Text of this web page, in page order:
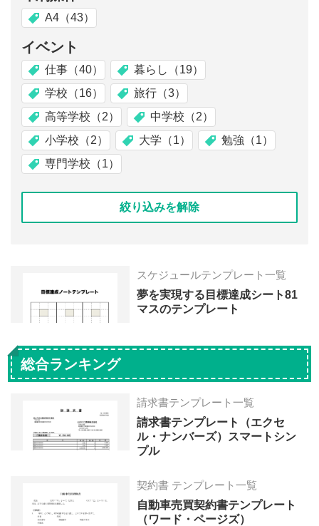
A4（43）
イベント
仕事（40）
暮らし（19）
学校（16）
旅行（3）
高等学校（2）
中学校（2）
小学校（2）
大学（1）
勉強（1）
専門学校（1）
絞り込みを解除
スケジュールテンプレート一覧
夢を実現する目標達成シート81
マスのテンプレート
総合ランキング
請求書テンプレート一覧
請求書テンプレート（エクセ
ル・ナンバーズ）スマートシン
プル
契約書 テンプレート一覧
自動車売買契約書テンプレート
（ワード・ページズ）